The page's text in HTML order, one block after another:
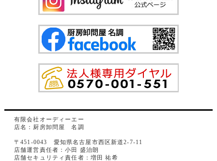
有限会社オーディーエー
店名：厨房卸問屋 名調
〒451-0043 愛知県名古屋市西区新道2-7-11
店舗運営責任者：小田 盛治朗
店舗セキュリティ責任者：増田 祐希